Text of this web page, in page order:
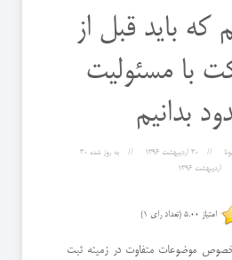
که باید قبل از
با مسئولیت
بدانیم
30 ارديبهشت 1396 به روز شده 30
ارديبهشت 1396
امتیاز 5.00 (تعداد رای 1)
موضوعات متفاوت در زمینه ثبت